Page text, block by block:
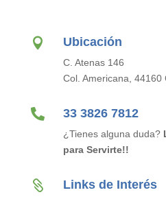
 Ubicación
C. Atenas 146
Col. Americana, 44160
 33 3826 7812
¿Tienes alguna duda?
para Servirte!!
 Links de Interés